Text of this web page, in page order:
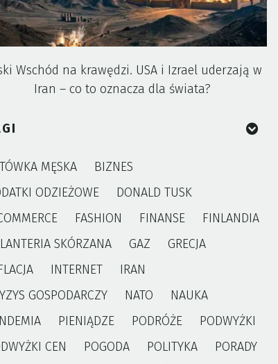
Wschód na krawędzi. USA i Izrael uderzają w
Iran – co to oznacza dla świata?
MĘSKA
BIZNES
ODZIEŻOWE
DONALD TUSK
FASHION FINANSE
FINLANDIA
SKÓRZANA
GAZ
GRECJA
INTERNET
IRAN
GOSPODARCZY
NATO
NAUKA
PIENIĄDZE PODRÓŻE
PODWYŻKI
CEN
POGODA POLITYKA
PORADY